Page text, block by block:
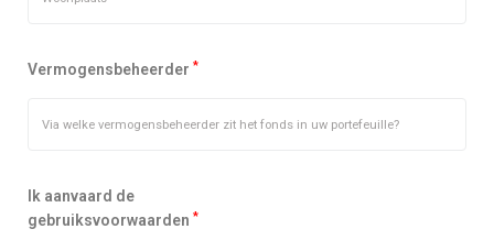
Vermogensbeheerder *
Ik aanvaard de
gebruiksvoorwaarden *